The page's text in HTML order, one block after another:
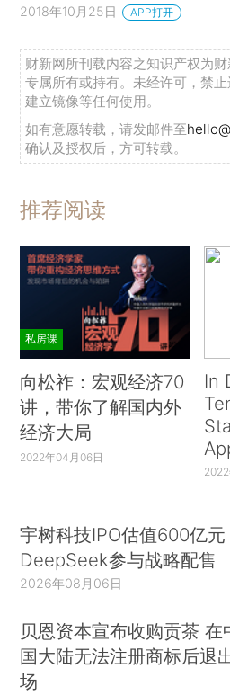
2018年10月25日 APP打开
财新网所刊载内容之知识产权为
专属所有或持有。未经许可，禁
建立镜像等任何使用。
如有意愿转载，请发邮件至
确认及授权后，方可转载。
推荐阅读
私房课
向松祚：宏观经济70
讲，带你了解国内外
经济大局
2022年04月06日
In
宇树科技IPO估值600亿元
DeepSeek参与战略配售
2026年08月06日
贝恩资本宣布收购贡茶 在
国大陆无法注册商标后退
场